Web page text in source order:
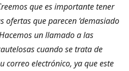
que es importante tener
ofertas que parecen ‘demasiado
un llamado a las
cuando se trata de
correo electrónico, ya que este